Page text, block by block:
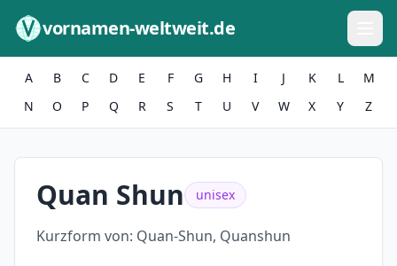
vornamen-weltweit.de
A B C D E F G H I J K L
M
N
O P Q R S T U V W X Y Z
Quan Shun unisex
Kurzform von: Quan-Shun, Quanshun